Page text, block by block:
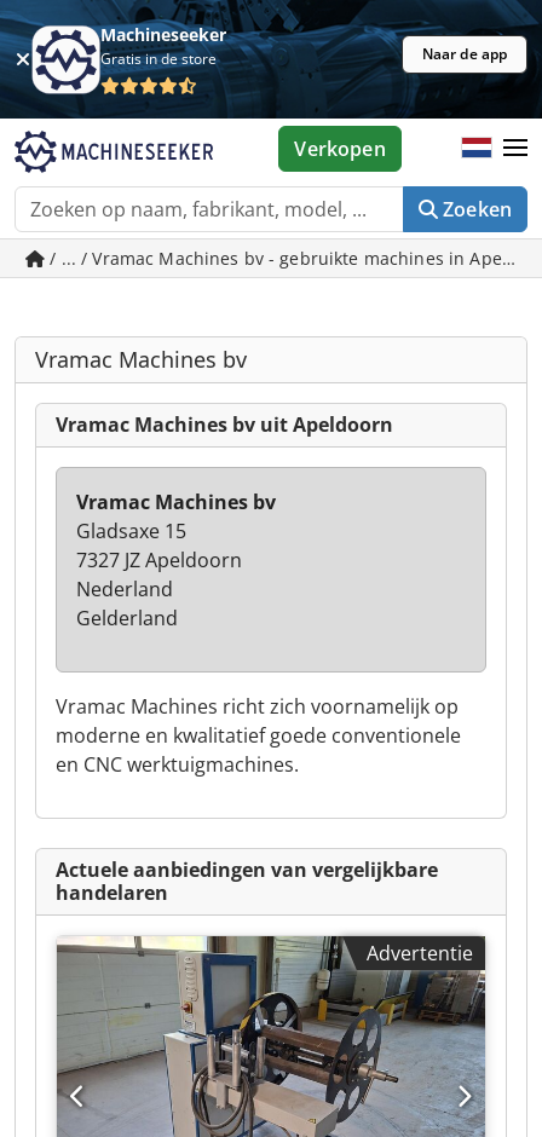
Machineseeker
Gratis in de store Naar de app
Zoeken
Verkopen
/ ... / Vramac Machines bv - gebruikte machines in
Vramac Machines bv
Vramac Machines bv uit Apeldoorn
Vramac Machines richt zich voornamelijk op
moderne en kwalitatief goede conventionele
en CNC werktuigmachines.
Vramac Machines bv
Gladsaxe 15
7327 JZ Apeldoorn
Nederland
Gelderland
Actuele aanbiedingen van vergelijkbare
handelaren
Advertentie